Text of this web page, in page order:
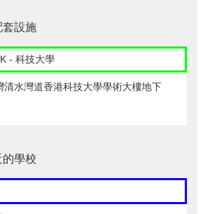
套設施
- 科技大學
清水灣道香港科技大學學術大樓地下
學校